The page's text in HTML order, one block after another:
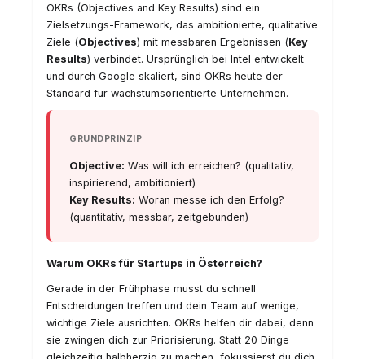
OKRs (Objectives and Key Results) sind ein
Zielsetzungs-Framework, das ambitionierte, qualitative
Ziele (Objectives) mit messbaren Ergebnissen (Key
Results) verbindet. Ursprünglich bei Intel entwickelt
und durch Google skaliert, sind OKRs heute der
Standard für wachstumsorientierte Unternehmen.
GRUNDPRINZIP
Objective: Was will ich erreichen? (qualitativ,
inspirierend, ambitioniert)
Key Results: Woran messe ich den Erfolg?
(quantitativ, messbar, zeitgebunden)
Warum OKRs für Startups in Österreich?
Gerade in der Frühphase musst du schnell
Entscheidungen treffen und dein Team auf wenige,
wichtige Ziele ausrichten. OKRs helfen dir dabei, denn
sie zwingen dich zur Priorisierung. Statt 20 Dinge